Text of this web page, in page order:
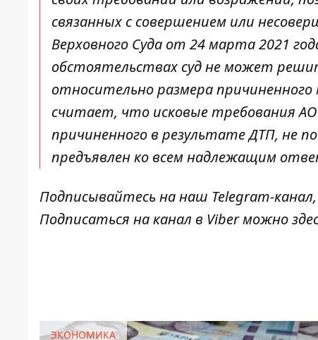
связанных с совершением или
Верховного Суда от 24 марта 2021
обстоятельствах суд не может
относительно размера
считает, что исковые требования
причиненного в результате ДТП, не
предъявлен ко всем надлежащим
Подписывайтесь на наш Telegram-канал
Подписаться на канал в Viber можно
ЭКОНОМИКА